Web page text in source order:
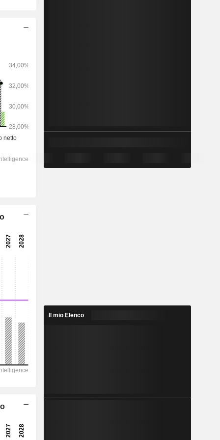
2.081
10,8x
15,7x
51%
453,6
192,5
5,995
Il mio Elenco